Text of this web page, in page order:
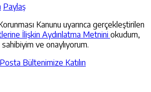
Paylaş
Kanunu uyarınca gerçekleştirilen
İlişkin Aydınlatma Metnini okudum,
ve onaylıyorum.
Bültenimize Katılın